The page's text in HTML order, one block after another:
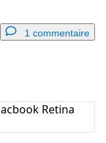
1 commentaire